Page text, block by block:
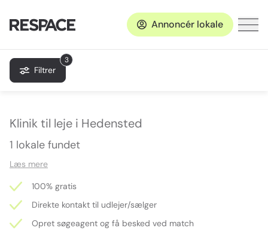
Annoncér lokale
3
Filtrer
Klinik til leje i Hedensted
1 lokale fundet
Læs mere
100% gratis
Direkte kontakt til udlejer/sælger
Opret søgeagent og få besked ved match